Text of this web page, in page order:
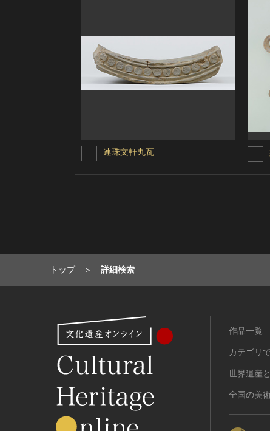
連珠文軒丸瓦
トップ 詳細検索
作品一覧
カテゴリ
世界遺産
全国の美